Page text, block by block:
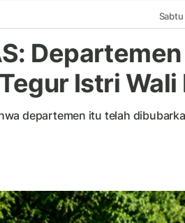
Istri Wali
departemen itu telah